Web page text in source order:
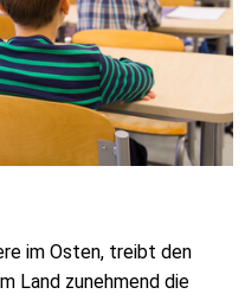
im Osten, treibt den
Land zunehmend die